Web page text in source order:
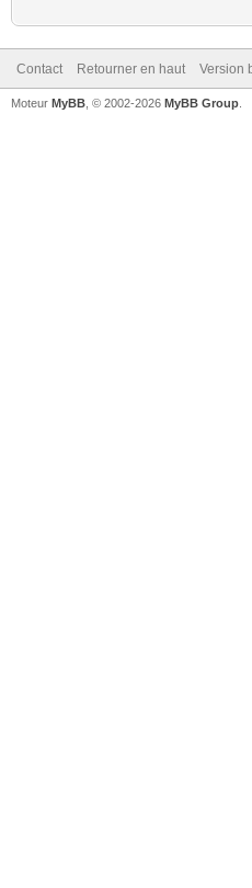
Contact Retourner en haut Version
Moteur MyBB , © 2002-2026 MyBB Group